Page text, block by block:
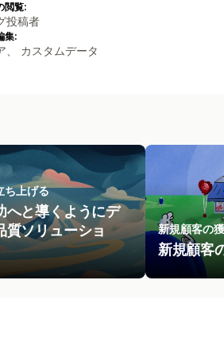
閲覧:
投稿者
集:
、 カスタムデータ
ち上げる
へと導くようにデ
質ソリューショ
新規顧客の
新規顧客